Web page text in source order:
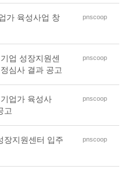
가 육성사업 창
pnscoop
업 성장지원센
심사 결과 공고
pnscoop
업가 육성사
고
pnscoop
장지원센터 입주
pnscoop